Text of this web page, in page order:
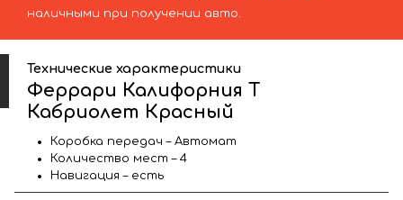
наличными при получении авто.
Технические характеристики
Феррари Калифорния Т
Кабриолет Красный
Коробка передач – Автомат
Количество мест – 4
Навигация – есть